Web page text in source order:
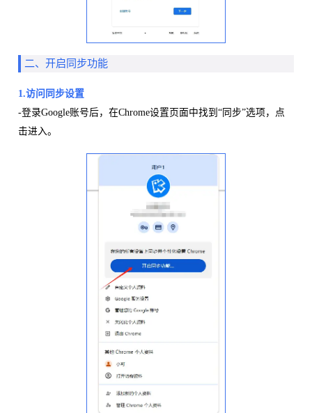
二、开启同步功能
1.访问同步设置
-登录Google账号后，在Chrome设置页面中找到“同步”选项，点
击进入。